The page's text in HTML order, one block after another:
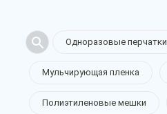
Одноразовые перчатки
Мульчирующая пленка
Полиэтиленовые мешки